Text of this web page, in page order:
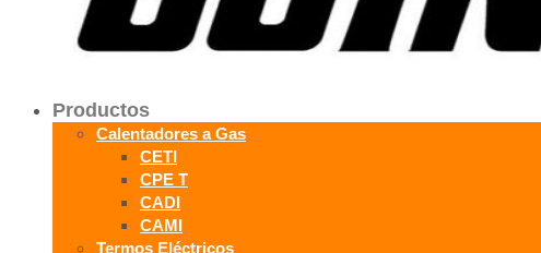
Productos
Calentadores a Gas
CETI
CPE T
CADI
CAMI
Termos Eléctricos